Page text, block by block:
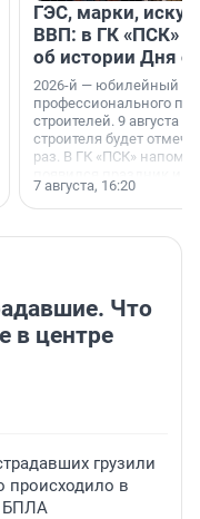
ГЭС, марки,
ВВП: в ГК «ПСК»
об истории Дня
2026-й — юбилейный
профессионального
строителей. 9 августа
строителя будет
раз. В ГК «ПСК»
поменялась роль
7 августа, 16:20
Что
в центре
грузили
происходило в
БПЛА